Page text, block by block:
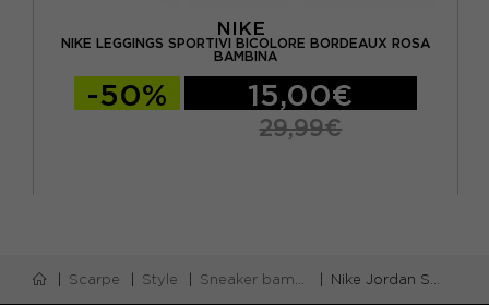
NIKE
NIKE LEGGINGS SPORTIVI BICOLORE BORDEAUX ROSA
BAMBINA
-50% 15,00€
29,99€
Scarpe Style Sneaker bambino Nike Jordan Spizike Low Bianco Rosso - Sneakers Bambino